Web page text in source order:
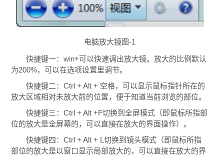
电脑放大镜图-1
快捷键一：win+可以快速调出放大镜。放大的比例默认
为200%，可以在选项设置里调节。
快捷键二：Ctrl + Alt + 空格，可以显示鼠标指针所在的
放大区域相对未放大前的位置，便于知道当前浏览的部位。
快捷键三：Ctrl + Alt +F切换到全屏模式（即鼠标所指部
位的放大是全屏幕的，可以直接在放大的界面操作）。
快捷键四：Ctrl + Alt + L切换到镜头模式（即鼠标所指
部位的放大是以窗口显示局部放大的，可以直接在放大的界